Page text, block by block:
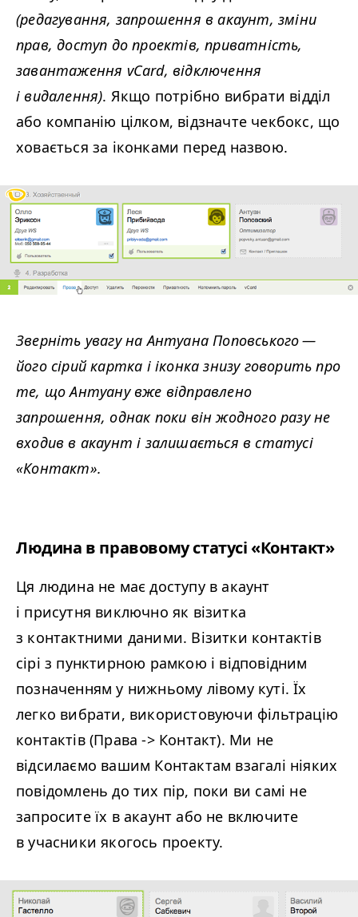
(редагування, запрошення в акаунт, зміни
прав, доступ до проектів, приватність,
завантаження vCard, відключення
і видалення). Якщо потрібно вибрати відділ
або компанію цілком, відзначте чекбокс, що
ховається за іконками перед назвою.
Зверніть увагу на Антуана Поповського —
його сірий картка і іконка знизу говорить про
те, що Антуану вже відправлено
запрошення, однак поки він жодного разу не
входив в акаунт і залишається в статусі
«Контакт».
Людина в правовому статусі «Контакт»
Ця людина не має доступу в акаунт
і присутня виключно як візитка
з контактними даними. Візитки контактів
сірі з пунктирною рамкою і відповідним
позначенням у нижньому лівому куті. Їх
легко вибрати, використовуючи фільтрацію
контактів (Права -> Контакт). Ми не
відсилаємо вашим Контактам взагалі ніяких
повідомлень до тих пір, поки ви самі не
запросите їх в акаунт або не включите
в учасники якогось проекту.